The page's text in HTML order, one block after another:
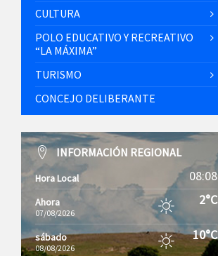
CULTURA
POLO EDUCATIVO Y RECREATIVO
“LA MÁXIMA”
TURISMO
CONCEJO DELIBERANTE
INFORMACIÓN REGIONAL
Hora Local 08:08
Ahora
07/08/2026
2°C
sábado
08/08/2026
10°C